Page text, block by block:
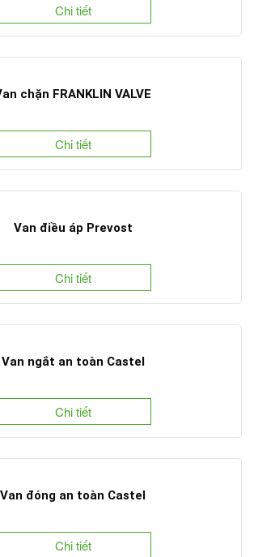
Chi tiết
chặn FRANKLIN VALVE
Chi tiết
Van điều áp Prevost
Chi tiết
Van ngắt an toàn Castel
Chi tiết
Van đóng an toàn Castel
Chi tiết